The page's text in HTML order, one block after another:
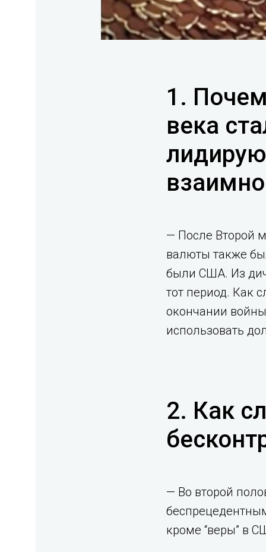
1.
века
— После Второй
валюты также
были США. Из
тот период. Как
окончании
использовать
2. Как
— Во второй
кроме “веры” в